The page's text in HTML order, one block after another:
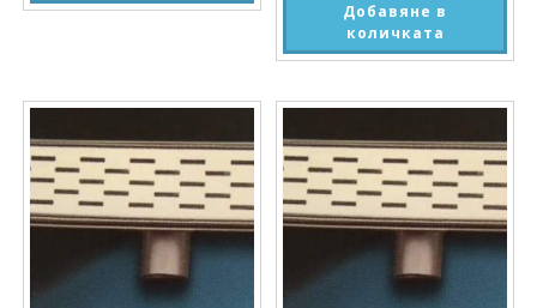
Добавяне в
количката